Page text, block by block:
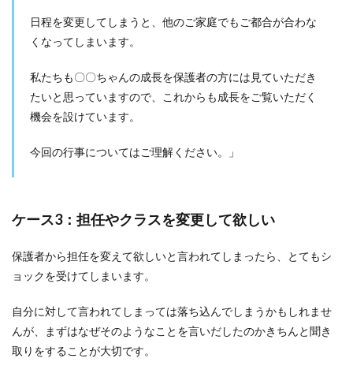
う！
日程を変更してしまうと、他のご家庭でもご都合が合わな
くなってしまいます。
私たちも〇〇ちゃんの成長を保護者の方には見ていただき
たいと思っていますので、これからも成長をご覧いただく
機会を設けています。
今回の行事についてはご理解ください。」
ケース3：担任やクラスを変更して欲しい
保護者から担任を変えて欲しいと言われてしまったら、とてもシ
ョックを受けてしまいます。
自分に対して言われてしまっては落ち込んでしまうかもしれませ
んが、まずはなぜそのようなことを言いだしたのかきちんと聞き
取りをすることが大切です。